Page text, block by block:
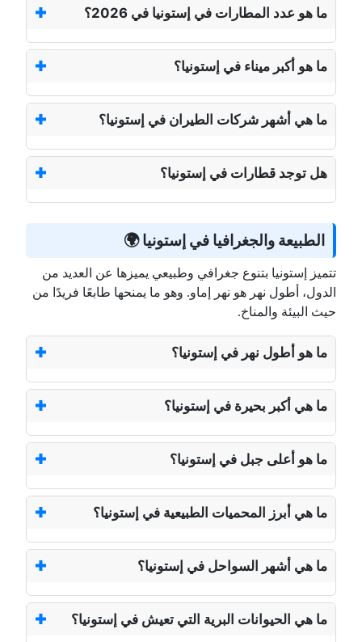
ما هو عدد المطارات في إستونيا في 2026؟
ما هو أكبر ميناء في إستونيا؟
ما هي أشهر شركات الطيران في إستونيا؟
هل توجد قطارات في إستونيا؟
الطبيعة والجغرافيا في إستونيا 🌍
تتميز إستونيا بتنوع جغرافي وطبيعي يميزها عن العديد من
الدول، أطول نهر هو نهر إماو. وهو ما يمنحها طابعًا فريدًا من
حيث البيئة والمناخ.
ما هو أطول نهر في إستونيا؟
ما هي أكبر بحيرة في إستونيا؟
ما هو أعلى جبل في إستونيا؟
ما هي أبرز المحميات الطبيعية في إستونيا؟
ما هي أشهر السواحل في إستونيا؟
ما هي الحيوانات البرية التي تعيش في إستونيا؟